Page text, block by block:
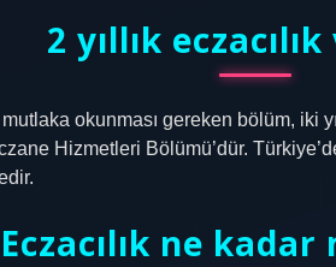
2 yıllık
okunması gereken bölüm, iki
Hizmetleri Bölümü’dür.
Eczacılık ne kadar